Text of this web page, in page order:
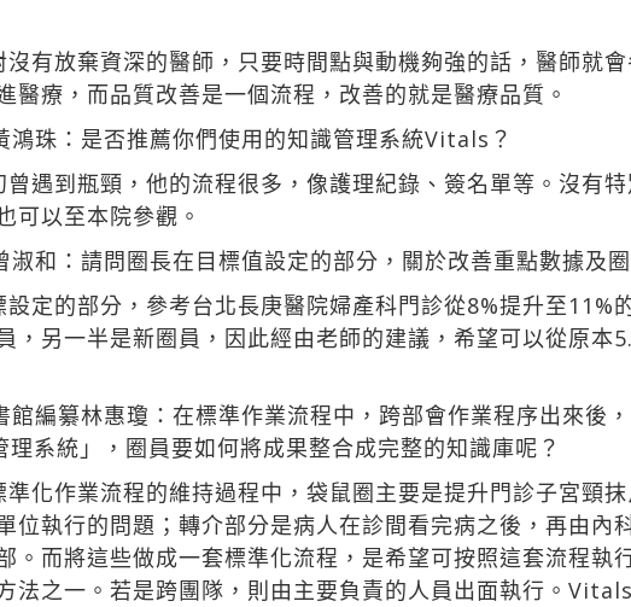
有放棄資深的醫師，只要時間點與動機夠強的話，醫師就
醫療，而品質改善是一個流程，改善的就是醫療品質。
鴻珠：是否推薦你們使用的知識管理系統Vitals？
遇到瓶頸，他的流程很多，像護理紀錄、簽名單等。沒有
可以至本院參觀。
淑和：請問圈長在目標值設定的部分，關於改善重點數據及
定的部分，參考台北長庚醫院婦產科門診從8%提升至11%
，另一半是新圈員，因此經由老師的建議，希望可以從原本
館編纂林惠瓊：在標準作業流程中，跨部會作業程序出來後
系統」，圈員要如何將成果整合成完整的知識庫呢？
化作業流程的維持過程中，袋鼠圈主要是提升門診子宮頸
位執行的問題；轉介部分是病人在診間看完病之後，再由內
。而將這些做成一套標準化流程，是希望可按照這套流程執
法之一。若是跨團隊，則由主要負責的人員出面執行。